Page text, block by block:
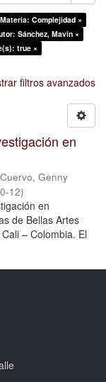
Materia: Complejidad ×
Sánchez, Mavin ×
true ×
filtros avanzados
en
Cuervo, Genny
12)
en
de Bellas Artes
– Colombia. El